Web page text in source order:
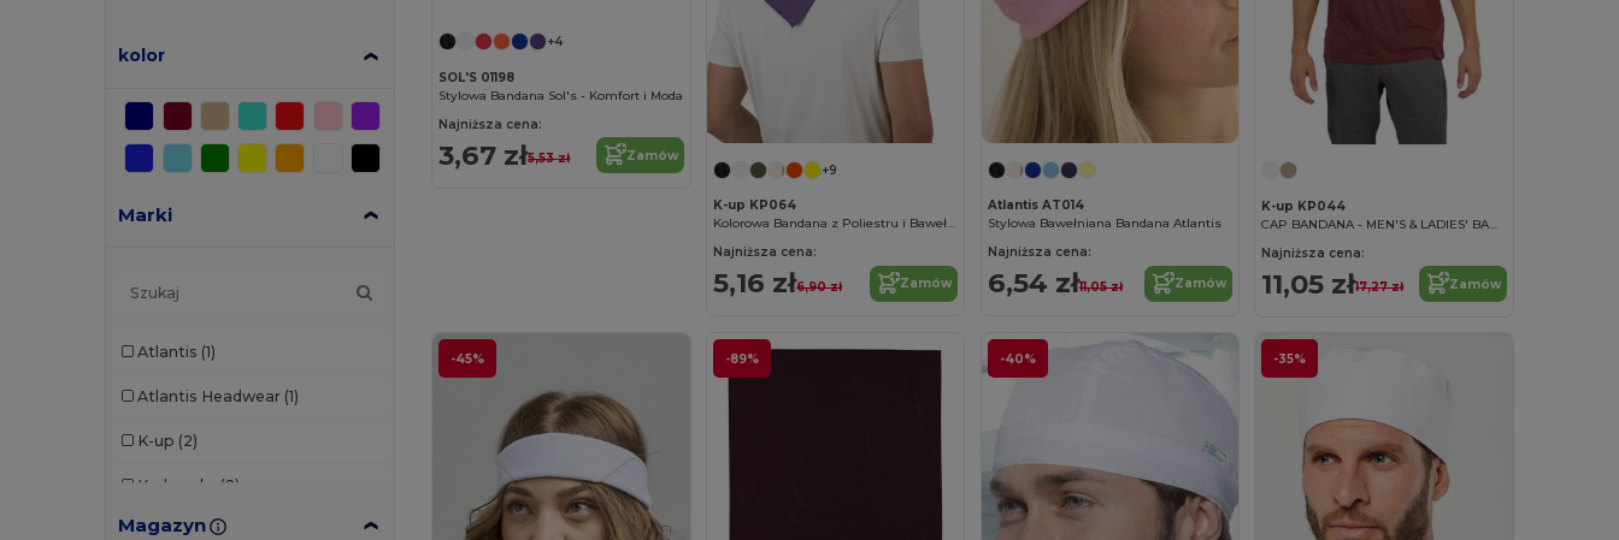
kolor
Marki
Atlantis (1)
Atlantis Headwear (1)
K-up (2)
Karlowsky (2)
Neoblu (1)
Magazyn
+4
SOL'S 01198
Stylowa Bandana Sol's - Komfort i Moda
Najniższa cena:
3,67 zł5,53 zł Zamów
+9
K-up KP064
Kolorowa Bandana z Poliestru i Bawełny
Najniższa cena:
5,16 zł6,90 zł Zamów
Atlantis AT014
Stylowa Bawełniana Bandana Atlantis
Najniższa cena:
6,54 zł11,05 zł Zamów
K-up KP044
CAP BANDANA - MEN'S & LADIES' BANDANA
Najniższa cena:
11,05 zł17,27 zł Zamów
-45% -89% -40% -35%